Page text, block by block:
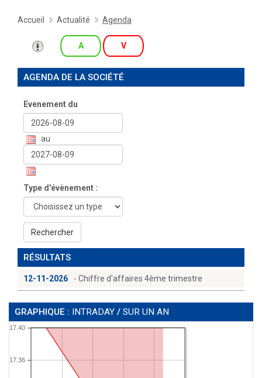
Accueil Actualité Agenda
A V
AGENDA DE LA SOCIÉTÉ
Evenement du
au
Type d'évènement :
Rechercher
RÉSULTATS
12-11-2026 - Chiffre d'affaires 4ème trimestre
GRAPHIQUE : INTRADAY / SUR UN AN
17.36
17.40